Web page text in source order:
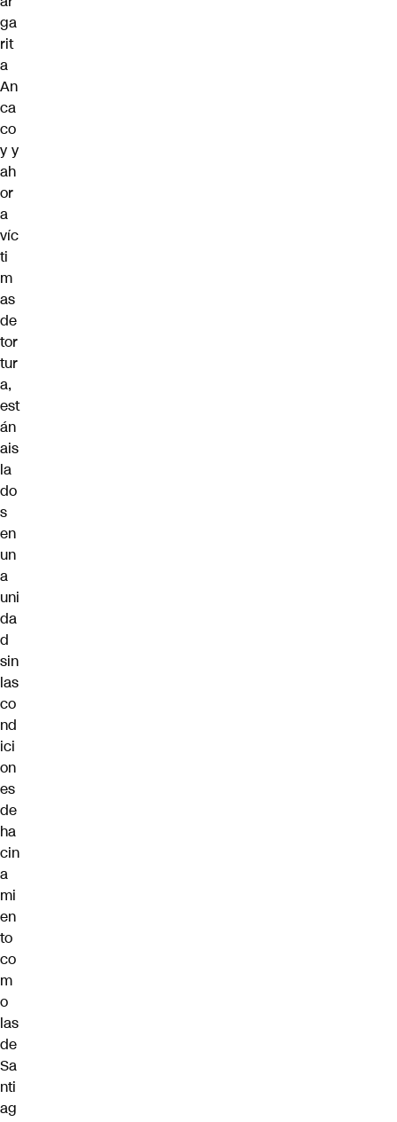
ga
rit
a
An
ca
co
y y
ah
or
a
víc
ti
m
as
de
tor
tur
a,
est
án
ais
la
do
s
en
un
a
uni
da
d
sin
las
co
nd
ici
on
es
de
ha
cin
a
mi
en
to
co
m
o
las
de
Sa
nti
ag